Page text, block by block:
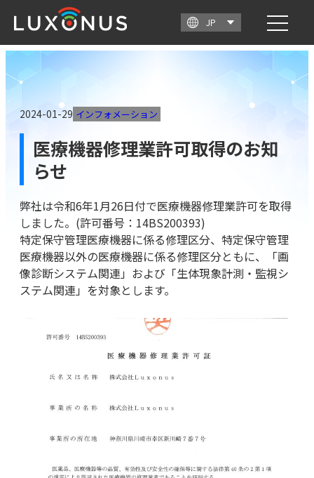
2024-01-29 インフォメーション
医療機器修理業許可取得のお知
らせ
弊社は令和6年1月26日付で医療機器修理業許可を取得
しました。(許可番号：14BS200393)
特定保守管理医療機器に係る修理区分、特定保守管理
医療機器以外の医療機器に係る修理区分ともに、「画
像診断システム関連」および「生体現象計測・監視シ
ステム関連」を対象とします。